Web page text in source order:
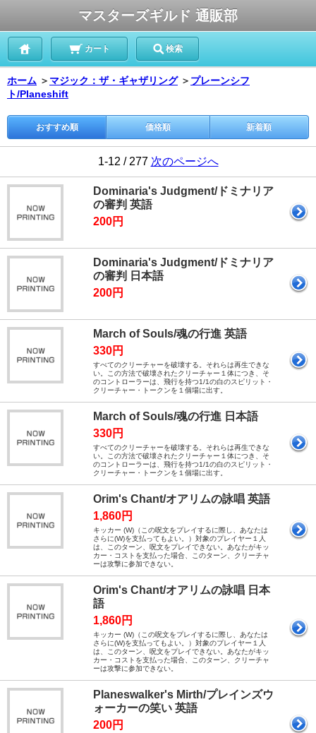
マスターズギルド 通販部
カート 検索
ホーム ＞ マジック：ザ・ギャザリング ＞ プレーンシフ
ト/Planeshift
おすすめ順 価格順 新着順
1-12 / 277 次のページへ
Dominaria's Judgment/ドミナリア
の審判 英語
200円
Dominaria's Judgment/ドミナリア
の審判 日本語
200円
March of Souls/魂の行進 英語
330円
すべてのクリーチャーを破壊する。それらは再生できな
い。この方法で破壊されたクリーチャー１体につき、そ
のコントローラーは、飛行を持つ1/1の白のスピリット・
クリーチャー・トークンを１個場に出す。
March of Souls/魂の行進 日本語
330円
すべてのクリーチャーを破壊する。それらは再生できな
い。この方法で破壊されたクリーチャー１体につき、そ
のコントローラーは、飛行を持つ1/1の白のスピリット・
クリーチャー・トークンを１個場に出す。
Orim's Chant/オアリムの詠唱 英語
1,860円
キッカー (W)（この呪文をプレイするに際し、あなたは
さらに(W)を支払ってもよい。） 対象のプレイヤー１人
は、このターン、呪文をプレイできない。 あなたがキッ
カー・コストを支払った場合、このターン、クリーチャ
ーは攻撃に参加できない。
Orim's Chant/オアリムの詠唱 日本
語
1,860円
キッカー (W)（この呪文をプレイするに際し、あなたは
さらに(W)を支払ってもよい。） 対象のプレイヤー１人
は、このターン、呪文をプレイできない。 あなたがキッ
カー・コストを支払った場合、このターン、クリーチャ
ーは攻撃に参加できない。
Planeswalker's Mirth/プレインズウ
ォーカーの笑い 英語
200円